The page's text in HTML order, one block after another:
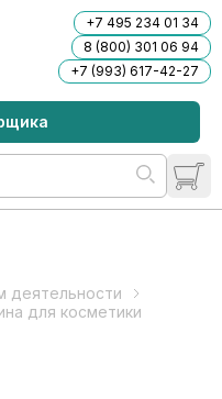
+7 495 234 01 34
8 (800) 301 06 94
+7 (993) 617-42-27
деятельности
для косметики